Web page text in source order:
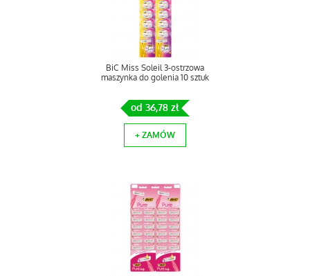
BiC Miss Soleil 3-ostrzowa
maszynka do golenia 10 sztuk
od 36,78 zł
+ ZAMÓW